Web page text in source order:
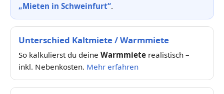
„Mieten in Schweinfurt“.
Unterschied Kaltmiete / Warmmiete
So kalkulierst du deine Warmmiete realistisch –
inkl. Nebenkosten. Mehr erfahren